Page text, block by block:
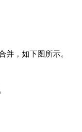
并，如下图所示。